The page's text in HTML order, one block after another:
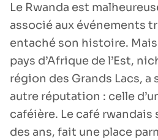
Le Rwanda est
associé aux événements
entaché son histoire.
pays d’Afrique de l’Est,
région des Grands Lacs, a
autre réputation : celle
caféière. Le café rwandais
des ans, fait une place